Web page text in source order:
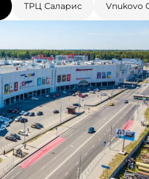
ТРЦ Саларис Vnukovo